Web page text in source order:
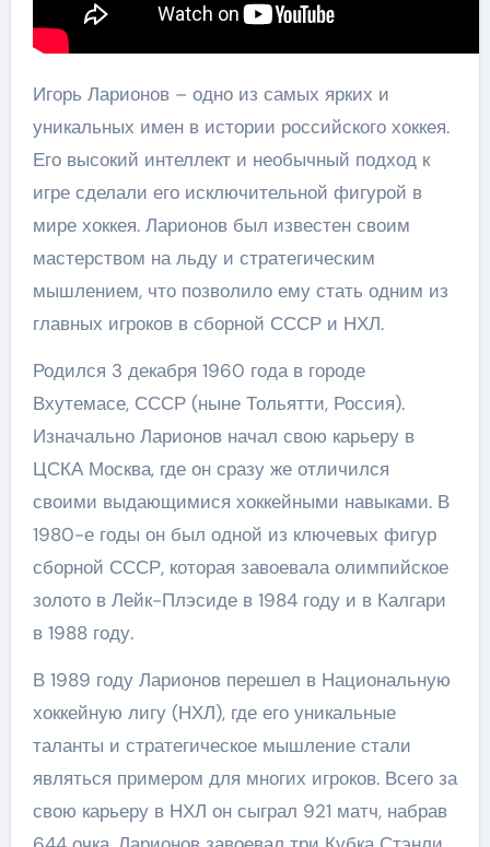
Игорь Ларионов – одно из самых ярких и
уникальных имен в истории российского хоккея.
Его высокий интеллект и необычный подход к
игре сделали его исключительной фигурой в
мире хоккея. Ларионов был известен своим
мастерством на льду и стратегическим
мышлением, что позволило ему стать одним из
главных игроков в сборной СССР и НХЛ.
Родился 3 декабря 1960 года в городе
Вхутемасе, СССР (ныне Тольятти, Россия).
Изначально Ларионов начал свою карьеру в
ЦСКА Москва, где он сразу же отличился
своими выдающимися хоккейными навыками. В
1980-е годы он был одной из ключевых фигур
сборной СССР, которая завоевала олимпийское
золото в Лейк-Плэсиде в 1984 году и в Калгари
в 1988 году.
В 1989 году Ларионов перешел в Национальную
хоккейную лигу (НХЛ), где его уникальные
таланты и стратегическое мышление стали
являться примером для многих игроков. Всего за
свою карьеру в НХЛ он сыграл 921 матч, набрав